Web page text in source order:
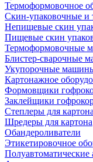
Термоформовочное
Скин-упаковочные
Непищевые скин
Пищевые скин
Термоформовочные
Блистер-сварочные
Укупорочные
Картонажное
Формовщики
Заклейщики
Степлеры для
Шредеры для картона
Обандероливатели
Этикетировочное
Полуавтоматические